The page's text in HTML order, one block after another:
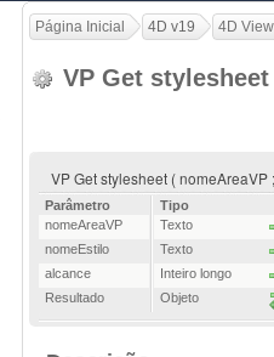
Página Inicial 4D v19 4D
VP Get
VP Get stylesheet (
Parâmetro
Tipo
nomeAreaVP
Texto
nomeEstilo
Texto
alcance
Inteiro longo
Resultado
Objeto